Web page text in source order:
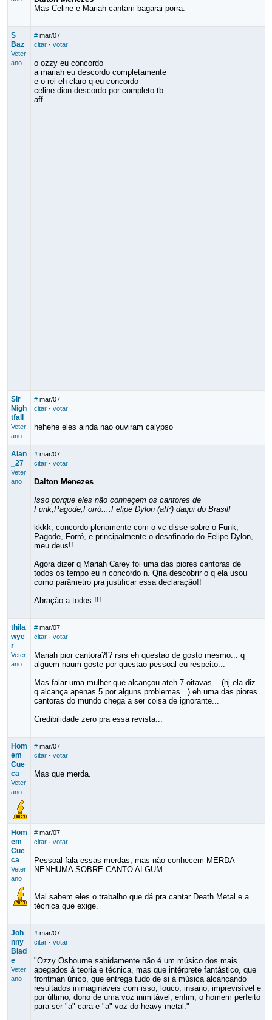
Mas Celine e Mariah cantam bagarai porra.
S
Baz
Veter
ano
# mar/07
citar· votar
o ozzy eu concordo
a mariah eu descordo completamente
e o rei eh claro q eu concordo
celine dion descordo por completo tb
aff
Sir
Nigh
tfall
Veter
ano
# mar/07
citar· votar
hehehe eles ainda nao ouviram calypso
Alan
_27
Veter
ano
# mar/07
citar· votar
Dalton Menezes
Isso porque eles não conheçem os cantores de
Funk,Pagode,Forró....Felipe Dylon (aff²) daqui do Brasil!
kkkk, concordo plenamente com o vc disse sobre o Funk,
Pagode, Forró, e principalmente o desafinado do Felipe Dylon,
meu deus!!
Agora dizer q Mariah Carey foi uma das piores cantoras de
todos os tempo eu n concordo n. Qria descobrir o q ela usou
como parâmetro pra justificar essa declaração!!
Abração a todos !!!
thila
wye
r
Veter
ano
# mar/07
citar· votar
Mariah pior cantora?!? rsrs eh questao de gosto mesmo... q
alguem naum goste por questao pessoal eu respeito...
Mas falar uma mulher que alcançou ateh 7 oitavas... (hj ela diz
q alcança apenas 5 por alguns problemas...) eh uma das piores
cantoras do mundo chega a ser coisa de ignorante...
Credibilidade zero pra essa revista...
Hom
em
Cue
ca
Veter
ano
# mar/07
citar· votar
Mas que merda.
Hom
em
Cue
ca
Veter
ano
# mar/07
citar· votar
Pessoal fala essas merdas, mas não conhecem MERDA
NENHUMA SOBRE CANTO ALGUM.
Mal sabem eles o trabalho que dá pra cantar Death Metal e a
técnica que exige.
Joh
nny
Blad
e
Veter
ano
# mar/07
citar· votar
"Ozzy Osbourne sabidamente não é um músico dos mais
apegados á teoria e técnica, mas que intérprete fantástico, que
frontman único, que entrega tudo de si á música alcançando
resultados inimagináveis com isso, louco, insano, imprevisível e
por último, dono de uma voz inimitável, enfim, o homem perfeito
para ser "a" cara e "a" voz do heavy metal."